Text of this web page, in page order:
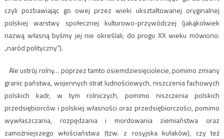
czyli pozbawiając go owej przez wieki ukształtowanej oryginalnej
polskiej warstwy społecznej kulturowo-przywódczej (jakąkolwiek
nazwą własną byśmy jej nie określali; do progu XX wieku mówiono:
„naród polityczny”).
Ale ustrój rolny… poprzez tamto osiemdziesięciolecie, pomimo zmiany
granic państwa, wojennych strat ludnościowych, niszczenia fachowych
polskich kadr, w tym rolniczych, pomimo niszczenia polskich
przedsiębiorców i polskiej własności oraz przedsiębiorczości, pomimo
wywłaszczania, rozpędzania i mordowania ziemiaństwa oraz
zamożniejszego włościaństwa (tzw. z rosyjska kułaków), czy też